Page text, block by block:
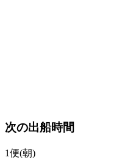
次の出船時間
1便(朝)